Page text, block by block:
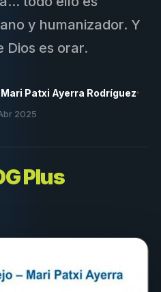
y humanizador. Y
Dios es orar.
Patxi Ayerra Rodríguez
2025
Plus